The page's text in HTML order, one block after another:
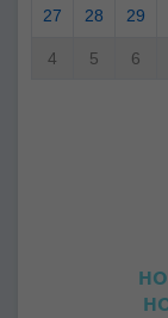
27 28 29
4 5 6